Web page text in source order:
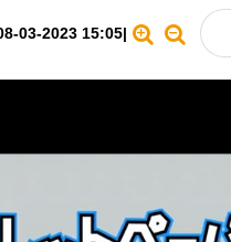
03-2023 15:05|